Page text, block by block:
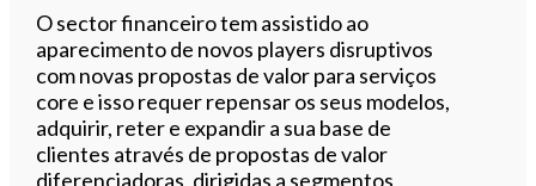
O sector financeiro tem assistido ao
aparecimento de novos players disruptivos
com novas propostas de valor para serviços
core e isso requer repensar os seus modelos,
adquirir, reter e expandir a sua base de
clientes através de propostas de valor
diferenciadoras, dirigidas a segmentos